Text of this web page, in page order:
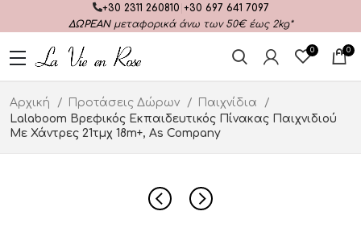
+30 2311 260810 +30 697 641 7097
ΔΩΡΕΑΝμεταφορικά άνω των 50€ έως 2kg*
0 0
Αρχική Προτάσεις Δώρων
Παιχνίδια
Lalaboom Βρεφικός Εκπαιδευτικός Πίνακας Παιχνιδιού
Με Χάντρες 21τμχ 18m+, As Company